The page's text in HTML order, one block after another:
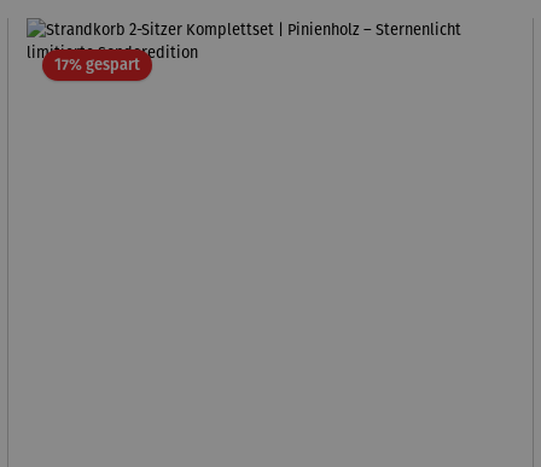
17% gespartRabatt